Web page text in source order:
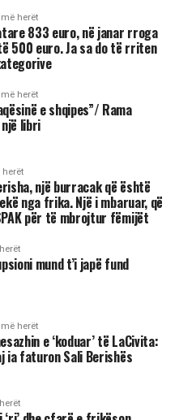
herët
833 euro, në janar rroga
500 euro. Ja sa do të rriten
herët
e shqipes”/ Rama
libri
herët
një burracak që është
nga frika. Një i mbaruar, që
për të mbrojtur fëmijët
mund t’i japë fund
herët
e ‘koduar’ të LaCivita:
ia faturon Sali Berishës